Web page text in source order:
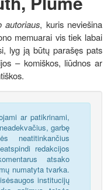
autoriaus, kuris neviešina
memuarai vis tiek labai
lyg ją būtų parašęs pats
– komiškos, liūdnos ar
ar patikrinami,
garbę
neatitinkančius
redakcijos
atsako
numatyta tvarka.
institucijų